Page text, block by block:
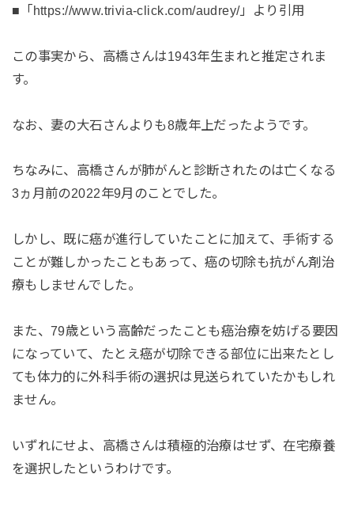
■「https://www.trivia-click.com/audrey/」より引用
この事実から、高橋さんは1943年生まれと推定されま
す。
なお、妻の大石さんよりも8歳年上だったようです。
ちなみに、高橋さんが肺がんと診断されたのは亡くなる
3ヵ月前の2022年9月のことでした。
しかし、既に癌が進行していたことに加えて、手術する
ことが難しかったこともあって、癌の切除も抗がん剤治
療もしませんでした。
また、79歳という高齢だったことも癌治療を妨げる要因
になっていて、たとえ癌が切除できる部位に出来たとし
ても体力的に外科手術の選択は見送られていたかもしれ
ません。
いずれにせよ、高橋さんは積極的治療はせず、在宅療養
を選択したというわけです。